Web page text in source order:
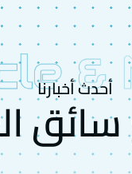
أحدث أخبارنا